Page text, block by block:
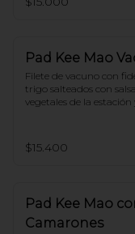
Pad Kee Mao
Filete de vacuno con
trigo salteados con
vegetales de la
$15.400
Pad Kee Mao
Camarones